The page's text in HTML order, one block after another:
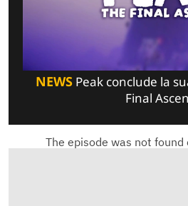
NEWSPeak conclude la
Final